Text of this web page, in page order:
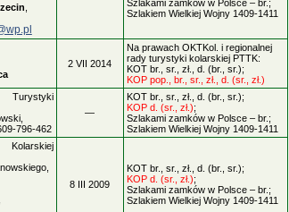
Szlakami zamków w Polsce – br.;
Szlakiem Wielkiej Wojny 1409-1411
2 VII 2014
Na prawach OKTKol. i regionalnej
rady turystyki kolarskiej PTTK:
KOT br., sr., zł., d. (br., sr.);
KOP pop., br., sr., zł., d. (sr., zł.)
Turystyki
796-462
—
KOT br., sr., zł., d. (br., sr.);
KOP d. (sr., zł.);
Szlakami zamków w Polsce – br.;
Szlakiem Wielkiej Wojny 1409-1411
Kolarskiej
8 III 2009
KOT br., sr., zł., d. (br., sr.);
KOP d. (sr., zł.);
Szlakami zamków w Polsce – br.;
Szlakiem Wielkiej Wojny 1409-1411